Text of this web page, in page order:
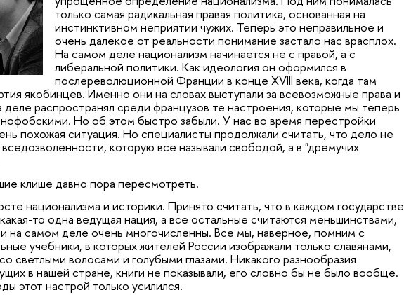
только самая радикальная правая политика, основанная на
инстинктивном неприятии чужих. Теперь это неправильное и
очень далекое от реальности понимание застало нас врасплох.
На самом деле национализм начинается не с правой, а с
либеральной политики. Как идеология он оформился в
послереволюционной Франции в конце XVIII века, когда там
якобинцев. Именно они на словах выступали за всевозможные права и
деле распространял среди французов те настроения, которые мы теперь
Но об этом быстро забыли. У нас во время перестройки
похожая ситуация. Но специалисты продолжали считать, что дело не
которую все называли свободой, а в "дремучих
клише давно пора пересмотреть.
национализма и историки. Принято считать, что в каждом государстве
то одна ведущая нация, а все остальные считаются меньшинствами,
на самом деле очень многочисленны. Все мы, наверное, помним с
учебники, в которых жителей России изображали только славянами,
светлыми волосами и голубыми глазами. Никакого разнообразия
в нашей стране, книги не показывали, его словно бы не было вообще.
этот настрой только усилился.